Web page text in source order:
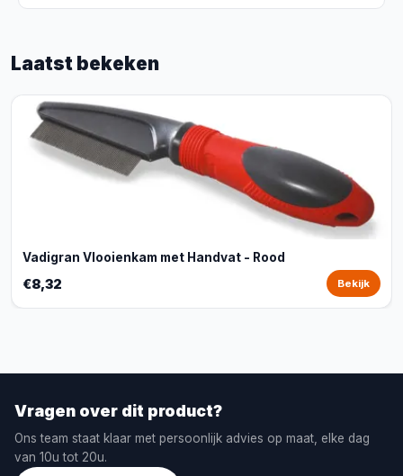
Laatst bekeken
Vadigran Vlooienkam met Handvat - Rood
€8,32 Bekijk
Vragen over dit product?
Ons team staat klaar met persoonlijk advies op maat, elke dag
van 10u tot 20u.